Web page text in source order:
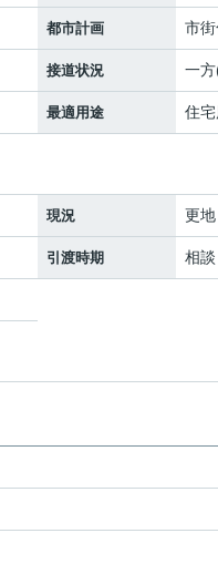
都市計画 市
接道状況 一
最適用途 住
現況 更地
引渡時期 相談